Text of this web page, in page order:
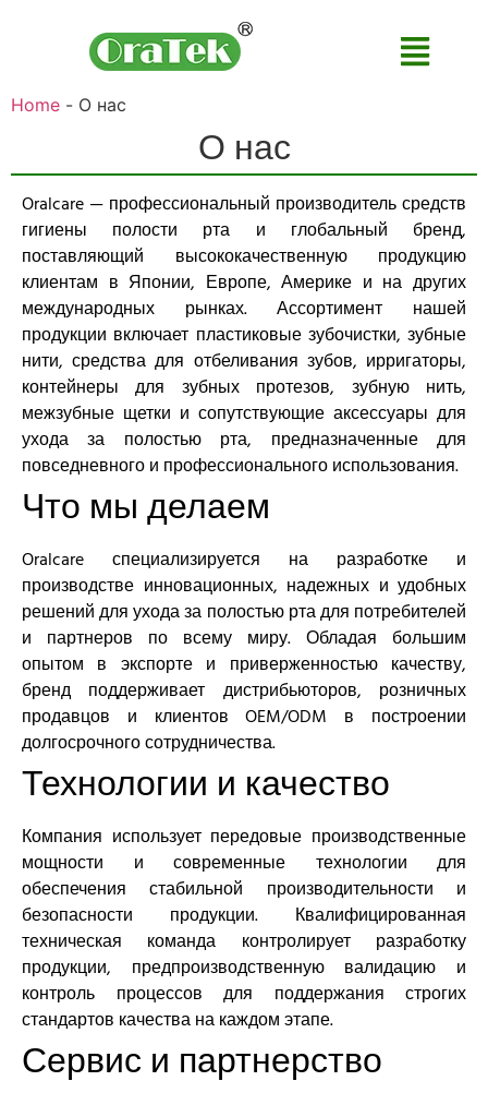
Home - О нас
О нас
Oralcare — профессиональный производитель средств
гигиены полости рта и глобальный бренд,
поставляющий высококачественную продукцию
клиентам в Японии, Европе, Америке и на других
международных рынках. Ассортимент нашей
продукции включает пластиковые зубочистки, зубные
нити, средства для отбеливания зубов, ирригаторы,
контейнеры для зубных протезов, зубную нить,
межзубные щетки и сопутствующие аксессуары для
ухода за полостью рта, предназначенные для
повседневного и профессионального использования.
Что мы делаем
Oralcare специализируется на разработке и
производстве инновационных, надежных и удобных
решений для ухода за полостью рта для потребителей
и партнеров по всему миру. Обладая большим
опытом в экспорте и приверженностью качеству,
бренд поддерживает дистрибьюторов, розничных
продавцов и клиентов OEM/ODM в построении
долгосрочного сотрудничества.
Технологии и качество
Компания использует передовые производственные
мощности и современные технологии для
обеспечения стабильной производительности и
безопасности продукции. Квалифицированная
техническая команда контролирует разработку
продукции, предпроизводственную валидацию и
контроль процессов для поддержания строгих
стандартов качества на каждом этапе.
Сервис и партнерство